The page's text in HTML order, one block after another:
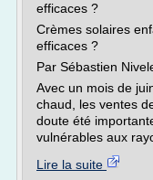
efficaces ?
Crèmes solaires
efficaces ?
Par Sébastien
Avec un mois de
chaud, les ventes
doute été
vulnérables aux
Lire la suite